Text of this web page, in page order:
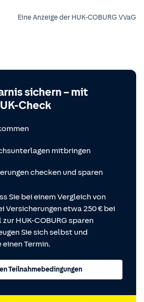
Eine Anzeige der HUK-COBURG VVaG
sichern – mit
Check
mitbringen
checken und sparen
Sie bei einem Vergleich von
Versicherungen etwa 250 € bei
HUK-COBURG sparen
Sie sich selbst und
einen Termin.
Teilnahmebedingungen